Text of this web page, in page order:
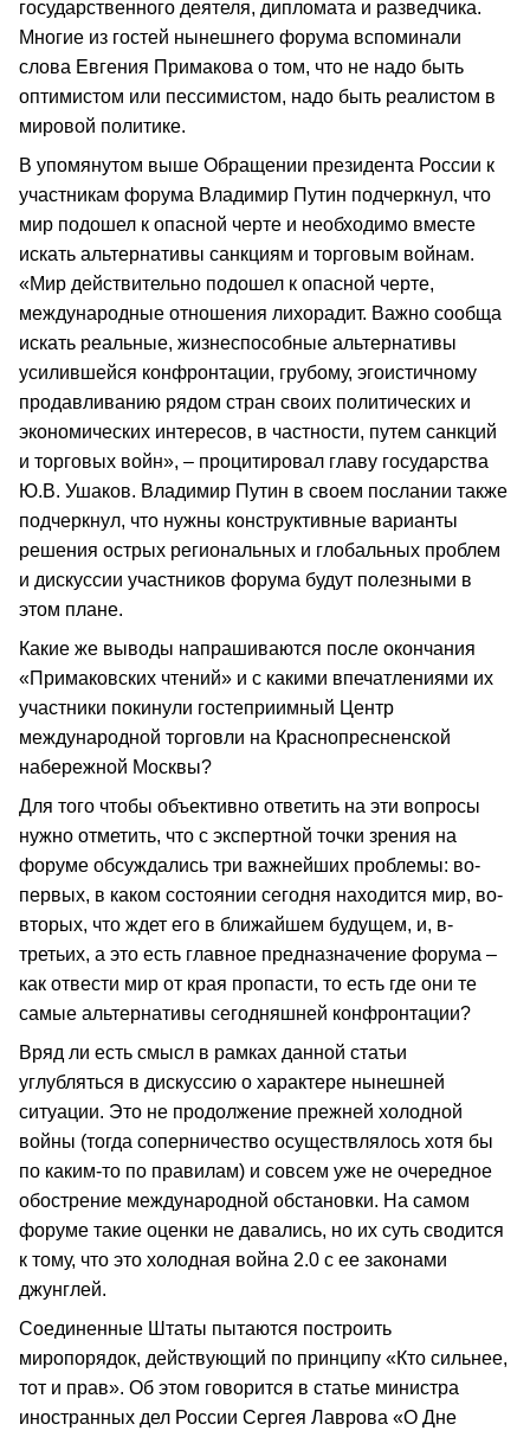
государственного деятеля, дипломата и разведчика.
Многие из гостей нынешнего форума вспоминали
слова Евгения Примакова о том, что не надо быть
оптимистом или пессимистом, надо быть реалистом в
мировой политике.
В упомянутом выше Обращении президента России к
участникам форума Владимир Путин подчеркнул, что
мир подошел к опасной черте и необходимо вместе
искать альтернативы санкциям и торговым войнам.
«Мир действительно подошел к опасной черте,
международные отношения лихорадит. Важно сообща
искать реальные, жизнеспособные альтернативы
усилившейся конфронтации, грубому, эгоистичному
продавливанию рядом стран своих политических и
экономических интересов, в частности, путем санкций
и торговых войн», – процитировал главу государства
Ю.В. Ушаков. Владимир Путин в своем послании также
подчеркнул, что нужны конструктивные варианты
решения острых региональных и глобальных проблем
и дискуссии участников форума будут полезными в
этом плане.
Какие же выводы напрашиваются после окончания
«Примаковских чтений» и с какими впечатлениями их
участники покинули гостеприимный Центр
международной торговли на Краснопресненской
набережной Москвы?
Для того чтобы объективно ответить на эти вопросы
нужно отметить, что с экспертной точки зрения на
форуме обсуждались три важнейших проблемы: во-
первых, в каком состоянии сегодня находится мир, во-
вторых, что ждет его в ближайшем будущем, и, в-
третьих, а это есть главное предназначение форума –
как отвести мир от края пропасти, то есть где они те
самые альтернативы сегодняшней конфронтации?
Вряд ли есть смысл в рамках данной статьи
углубляться в дискуссию о характере нынешней
ситуации. Это не продолжение прежней холодной
войны (тогда соперничество осуществлялось хотя бы
по каким-то по правилам) и совсем уже не очередное
обострение международной обстановки. На самом
форуме такие оценки не давались, но их суть сводится
к тому, что это холодная война 2.0 с ее законами
джунглей.
Соединенные Штаты пытаются построить
миропорядок, действующий по принципу «Кто сильнее,
тот и прав». Об этом говорится в статье министра
иностранных дел России Сергея Лаврова «О Дне